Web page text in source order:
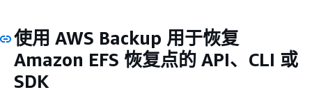
使用 AWS Backup 用于恢复
Amazon EFS 恢复点的 API、CLI 或
SDK